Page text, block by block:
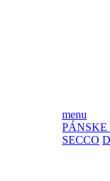
menu
PÁNSKE
SECCO